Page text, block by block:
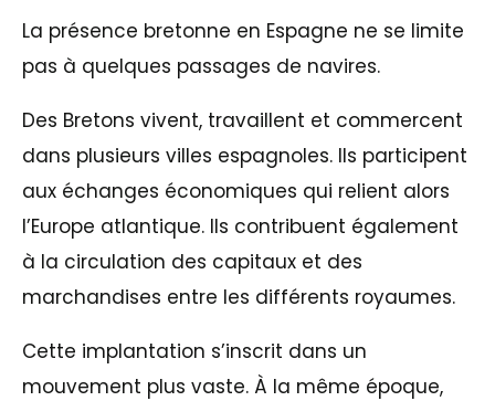
La présence bretonne en Espagne ne se limite
pas à quelques passages de navires.
Des Bretons vivent, travaillent et commercent
dans plusieurs villes espagnoles. Ils participent
aux échanges économiques qui relient alors
l’Europe atlantique. Ils contribuent également
à la circulation des capitaux et des
marchandises entre les différents royaumes.
Cette implantation s’inscrit dans un
mouvement plus vaste. À la même époque,